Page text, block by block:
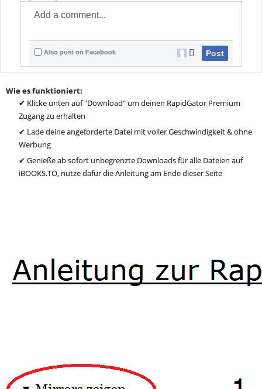
Also post on Facebook Post
Wie es funktioniert:
✔ Klicke unten auf "Download" um deinen RapidGator Premium
Zugang zu erhalten
✔ Lade deine angeforderte Datei mit voller Geschwindigkeit & ohne
Werbung
✔ Genieße ab sofort unbegrenzte Downloads für alle Dateien auf
iBOOKS.TO, nutze dafür die Anleitung am Ende dieser Seite